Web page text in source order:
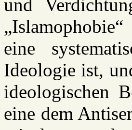
und
eine
Ideologie ist,
ideologischen
eine dem